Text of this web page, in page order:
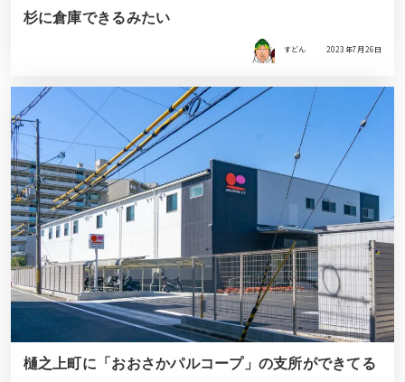
杉に倉庫できるみたい
すどん 2023年7月26日
樋之上町に「おおさかパルコープ」の支所ができてる